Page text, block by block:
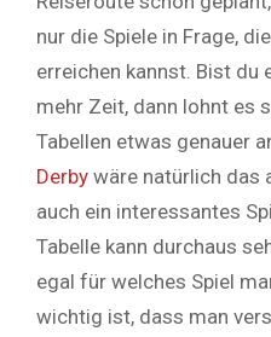
nur die Spiele in Frage,
erreichen kannst. Bist du
mehr Zeit, dann lohnt es
Tabellen etwas genauer
Derby wäre natürlich das
auch ein interessantes
Tabelle kann durchaus
egal für welches Spiel
wichtig ist, dass man